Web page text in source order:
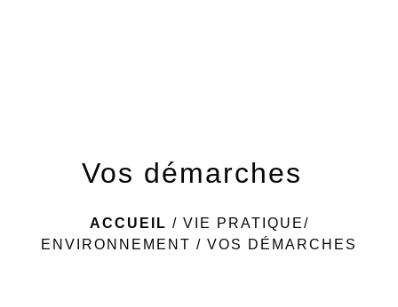
Vos démarches
ACCUEIL / VIE PRATIQUE/
ENVIRONNEMENT / VOS DÉMARCHES